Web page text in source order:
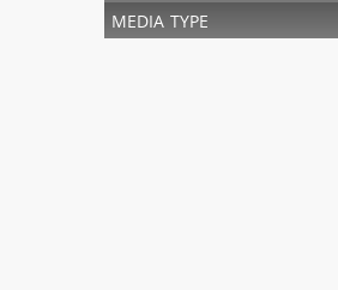
media type